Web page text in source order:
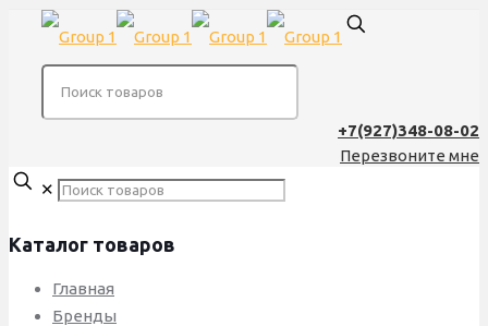
+7(927)348-08-02
Перезвоните мне
✕
Каталог товаров
Главная
Бренды